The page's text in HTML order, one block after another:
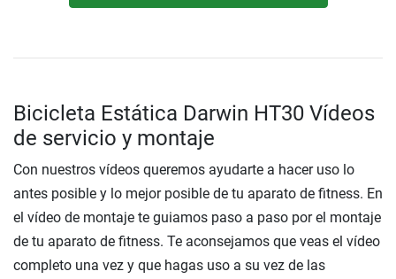
Bicicleta Estática Darwin HT30 Vídeos
de servicio y montaje
Con nuestros vídeos queremos ayudarte a hacer uso lo
antes posible y lo mejor posible de tu aparato de fitness. En
el vídeo de montaje te guiamos paso a paso por el montaje
de tu aparato de fitness. Te aconsejamos que veas el vídeo
completo una vez y que hagas uso a su vez de las